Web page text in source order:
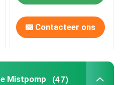
Contacteer ons
Mistpomp (47)